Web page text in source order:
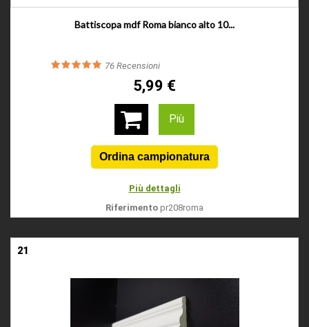
Battiscopa mdf Roma bianco alto 10...
76 Recensioni
5,99 €
Più
Più dettagli
Riferimento pr208roma
21